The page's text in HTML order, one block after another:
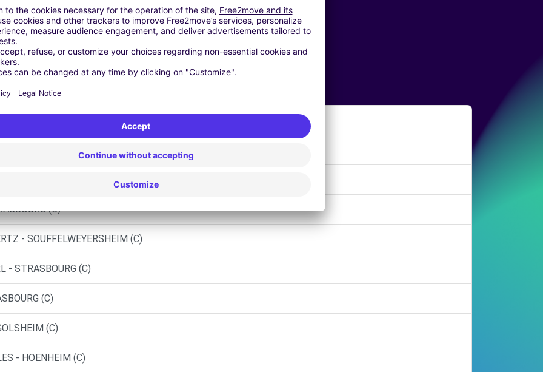
Vergelijkbare Agentschappen
- HOENHEIM (DS)
(C)
- SOUFFELWEYERSHEIM (C)
- STRASBOURG (C)
(C)
(C)
- HOENHEIM (C)